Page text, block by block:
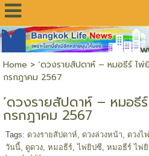
Home > ‘ดวงรายสัปดาห์ – หมอธีร์ ไพ่
กรกฎาคม 2567
‘ดวงรายสัปดาห์ – หมอธี
กรกฎาคม 2567
Tags: ดวงรายสัปดาห์ ดวงล่วงหน้า ดวงไ
วันนี้, ดูดวง, หมอธีร์,ไพ่ยิปซี หมอธีร์ ไพ่